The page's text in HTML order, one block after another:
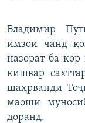
Владимир
имзои чанд
назорат ба
кишвар
шаҳрванди
маоши
доранд.